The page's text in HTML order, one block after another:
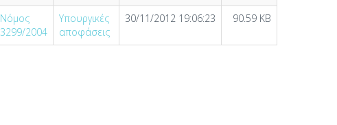
Νόμος
3299/2004
Υπουργικές
αποφάσεις
30/11/2012 19:06:23 90.59 KB